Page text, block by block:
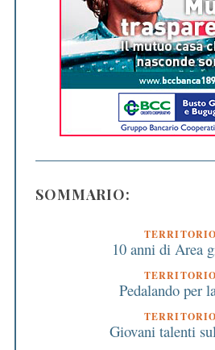
SOMMARIO:
TERRITORIO
10 anni di Area
TERRITORIO
Pedalando per
TERRITORIO
Giovani talenti